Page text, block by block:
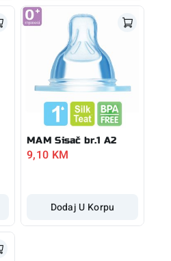
MAM Sisač br.1 A2
9,10 KM
Dodaj U Korpu